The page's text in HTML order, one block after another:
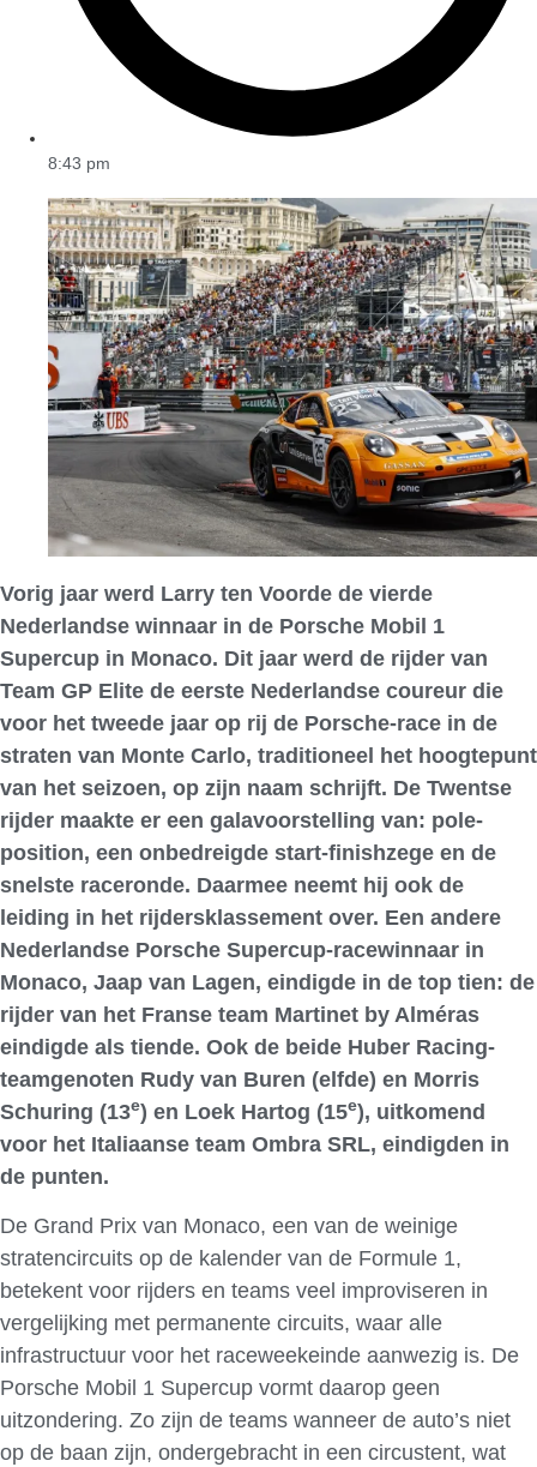
8:43 pm
Vorig jaar werd Larry ten Voorde de vierde
Nederlandse winnaar in de Porsche Mobil 1
Supercup in Monaco. Dit jaar werd de rijder van
Team GP Elite de eerste Nederlandse coureur die
voor het tweede jaar op rij de Porsche-race in de
straten van Monte Carlo, traditioneel het hoogtepunt
van het seizoen, op zijn naam schrijft. De Twentse
rijder maakte er een galavoorstelling van: pole-
position, een onbedreigde start-finishzege en de
snelste raceronde. Daarmee neemt hij ook de
leiding in het rijdersklassement over. Een andere
Nederlandse Porsche Supercup-racewinnaar in
Monaco, Jaap van Lagen, eindigde in de top tien: de
rijder van het Franse team Martinet by Alméras
eindigde als tiende. Ook de beide Huber Racing-
teamgenoten Rudy van Buren (elfde) en Morris
Schuring (13e) en Loek Hartog (15e), uitkomend
voor het Italiaanse team Ombra SRL, eindigden in
de punten.
De Grand Prix van Monaco, een van de weinige
stratencircuits op de kalender van de Formule 1,
betekent voor rijders en teams veel improviseren in
vergelijking met permanente circuits, waar alle
infrastructuur voor het raceweekeinde aanwezig is. De
Porsche Mobil 1 Supercup vormt daarop geen
uitzondering. Zo zijn de teams wanneer de auto’s niet
op de baan zijn, ondergebracht in een circustent, wat